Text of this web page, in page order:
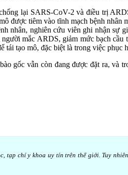
lại SARS-CoV-2 và điều trị
được tiêm vào tĩnh mạch bệnh
nhân, nghiên cứu viên ghi nhận
mắc ARDS, giảm mức bạch
tái tạo mô, đặc biệt là trong việc phục
gốc vẫn còn đang được đặt ra,
tạp chí y khoa uy tín trên thế giới. Tuy